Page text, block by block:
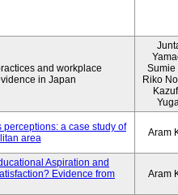
and workplace
in Japan
Sumie
Riko
a case study of
area
Aram
Aspiration and
Evidence from
Aram